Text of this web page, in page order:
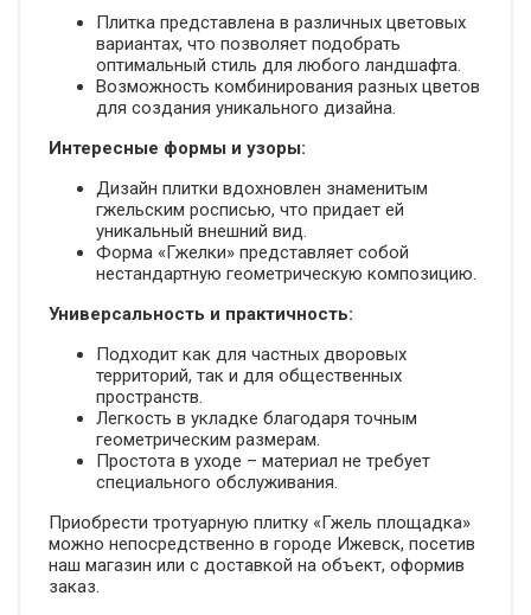
Плитка представлена в различных цветовых
вариантах, что позволяет подобрать
оптимальный стиль для любого ландшафта.
Возможность комбинирования разных цветов
для создания уникального дизайна.
Интересные формы и узоры:
Дизайн плитки вдохновлен знаменитым
гжельским росписью, что придает ей
уникальный внешний вид.
Форма «Гжелки» представляет собой
нестандартную геометрическую композицию.
Универсальность и практичность:
Подходит как для частных дворовых
территорий, так и для общественных
пространств.
Легкость в укладке благодаря точным
геометрическим размерам.
Простота в уходе – материал не требует
специального обслуживания.
Приобрести тротуарную плитку «Гжель площадка»
можно непосредственно в городе Ижевск, посетив
наш магазин или с доставкой на объект, оформив
заказ.